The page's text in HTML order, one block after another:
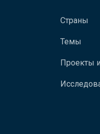
Страны
Темы
Проекты